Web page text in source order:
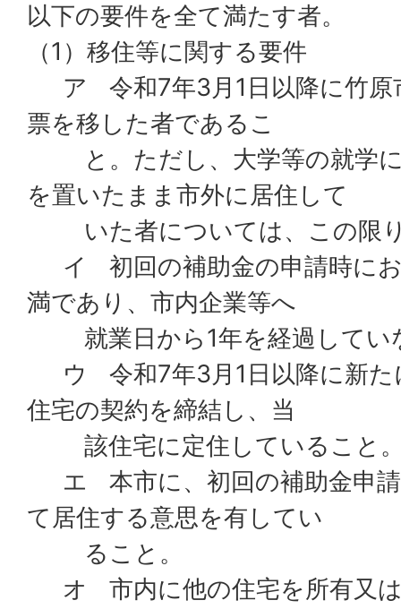
以下の要件を全て満たす者。
（1）移住等に関する要件
ア 令和7年3月1日以降に竹原
票を移した者であるこ
と。ただし、大学等の就学に
を置いたまま市外に居住して
いた者については、この限
イ 初回の補助金の申請時に
満であり、市内企業等へ
就業日から1年を経過してい
ウ 令和7年3月1日以降に新た
住宅の契約を締結し、当
該住宅に定住していること
エ 本市に、初回の補助金申請
て居住する意思を有してい
ること。
オ 市内に他の住宅を所有又